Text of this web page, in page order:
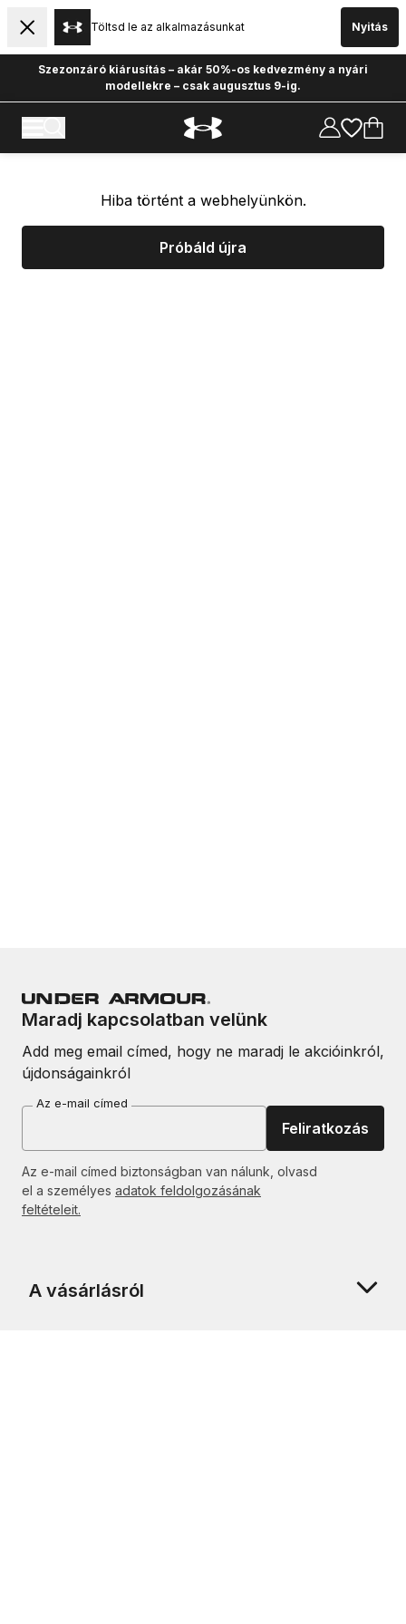
Töltsd le az alkalmazásunkat Nyitás
Szezonzáró kiárusítás – akár 50%-os kedvezmény a nyári
modellekre – csak augusztus 9-ig.
Hiba történt a webhelyünkön.
Próbáld újra
Maradj kapcsolatban velünk
Add meg email címed, hogy ne maradj le akcióinkról,
újdonságainkról
Az e-mail címed
Feliratkozás
Az e-mail címed biztonságban van nálunk, olvasd
el a személyes adatok feldolgozásának
feltételeit.
A vásárlásról